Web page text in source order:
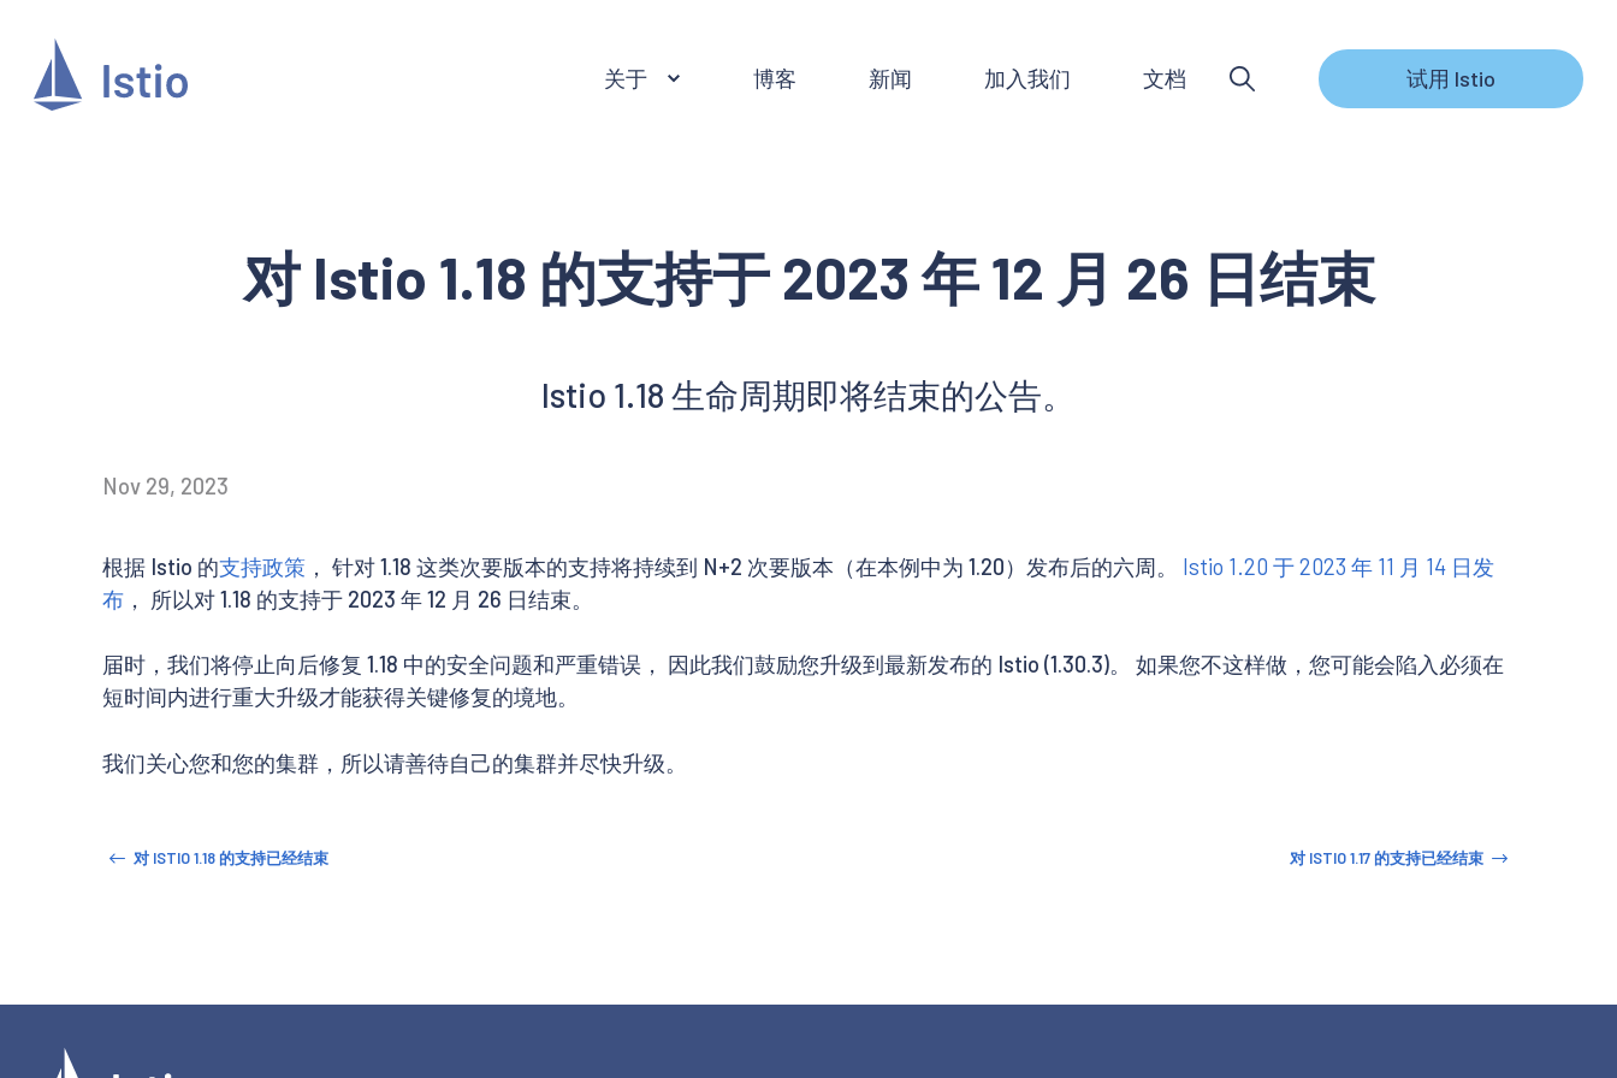
关于 博客 新闻 加入我们 文档 试用 Istio
对 Istio 1.18 的支持于 2023 年 12 月 26 日结束
Istio 1.18 生命周期即将结束的公告。
Nov 29, 2023
根据 Istio 的支持政策 ， 针对 1.18 这类次要版本的支持将持续到 N+2 次要版本（在本例中为 1.20）发布后的六周。 Istio 1.20 于 2023 年 11 月 14 日发
布 ， 所以对 1.18 的支持于 2023 年 12 月 26 日结束。
届时，我们将停止向后修复 1.18 中的安全问题和严重错误， 因此我们鼓励您升级到最新发布的 Istio (1.30.3)。 如果您不这样做，您可能会陷入必须在
短时间内进行重大升级才能获得关键修复的境地。
我们关心您和您的集群，所以请善待自己的集群并尽快升级。
对 ISTIO 1.18 的支持已经结束 对 ISTIO 1.17 的支持已经结束